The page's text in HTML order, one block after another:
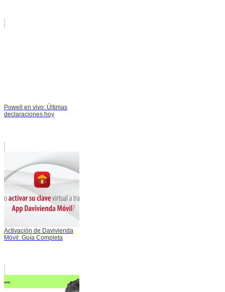
Powell en vivo: Últimas
declaraciones hoy
Activación de Davivienda
Móvil: Guía Completa